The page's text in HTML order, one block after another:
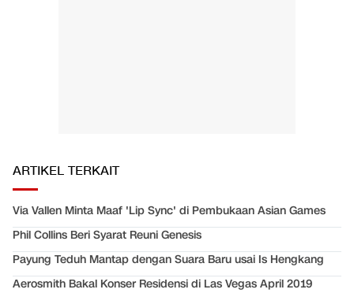
ARTIKEL TERKAIT
Via Vallen Minta Maaf 'Lip Sync' di Pembukaan Asian Games
Phil Collins Beri Syarat Reuni Genesis
Payung Teduh Mantap dengan Suara Baru usai Is Hengkang
Aerosmith Bakal Konser Residensi di Las Vegas April 2019